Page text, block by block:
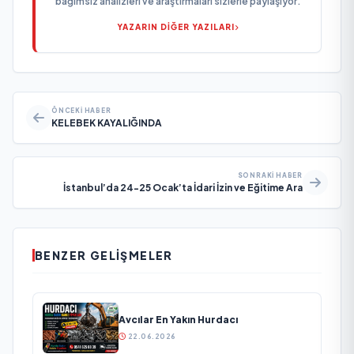
YAZARIN DİĞER YAZILARI
ÖNCEKI HABER
KELEBEK KAYALIĞINDA
SONRAKI HABER
İstanbul’da 24-25 Ocak’ta İdari İzin ve Eğitime Ara
BENZER GELIŞMELER
Avcılar En Yakın Hurdacı
22.06.2026